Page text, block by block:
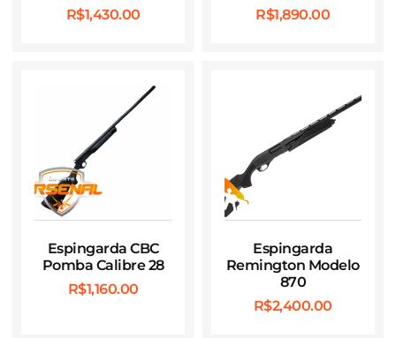
R$1,430.00
R$1,890.00
Espingarda CBC
Pomba Calibre 28
R$1,160.00
Espingarda
Remington Modelo
870
R$2,400.00